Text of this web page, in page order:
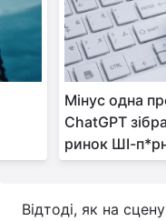
Мінус одна
ChatGPT
ринок ШІ-
Відтоді, як на